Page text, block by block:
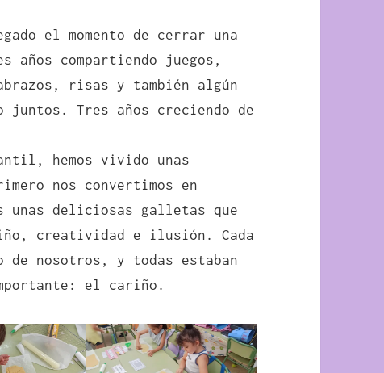
el momento de cerrar una
años compartiendo juegos,
risas y también algún
juntos. Tres años creciendo de
hemos vivido unas
nos convertimos en
unas deliciosas galletas que
creatividad e ilusión. Cada
de nosotros, y todas estaban
el cariño.